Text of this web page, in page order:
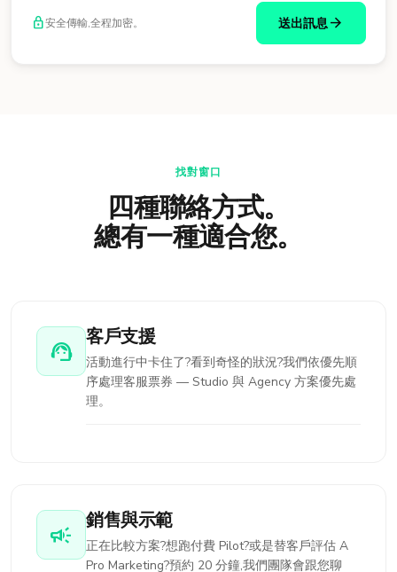
lock安全傳輸,全程加密。 送出訊息arrow_forward
找對窗口
四種聯絡方式。
總有一種適合您。
support_agent 客戶支援
活動進行中卡住了?看到奇怪的狀況?我們依優先順
序處理客服票券 — Studio 與 Agency 方案優先處
理。
campaign 銷售與示範
正在比較方案?想跑付費 Pilot?或是替客戶評估 A
Pro Marketing?預約 20 分鐘,我們團隊會跟您聊